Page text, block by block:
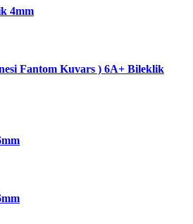
4mm
Fantom Kuvars ) 6A+ Bileklik